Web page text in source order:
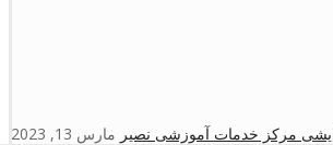
مرکز خدمات آموزشی نصیر مارس 13, 2023